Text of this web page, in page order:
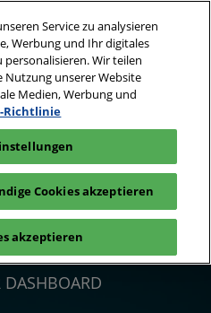
Aussteller
anfragen
DASHBOARD
Service zu analysieren
Werbung und Ihr digitales
personalisieren. Wir teilen
unserer Website
Medien, Werbung und
Richtlinie
Cookies akzeptieren
akzeptieren